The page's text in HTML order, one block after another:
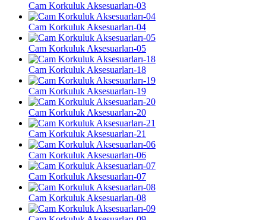
Cam Korkuluk Aksesuarları-03
Cam Korkuluk Aksesuarları-04
Cam Korkuluk Aksesuarları-05
Cam Korkuluk Aksesuarları-18
Cam Korkuluk Aksesuarları-19
Cam Korkuluk Aksesuarları-20
Cam Korkuluk Aksesuarları-21
Cam Korkuluk Aksesuarları-06
Cam Korkuluk Aksesuarları-07
Cam Korkuluk Aksesuarları-08